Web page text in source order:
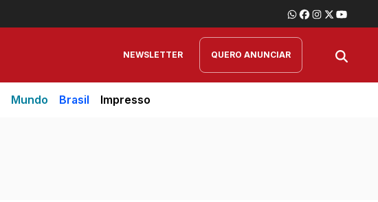
NEWSLETTER QUERO ANUNCIAR
Mundo Brasil Impresso